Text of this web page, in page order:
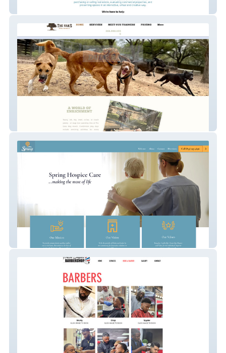
McFarren Media 360
The Oaks Dog Ranch
Spring Hospice Care